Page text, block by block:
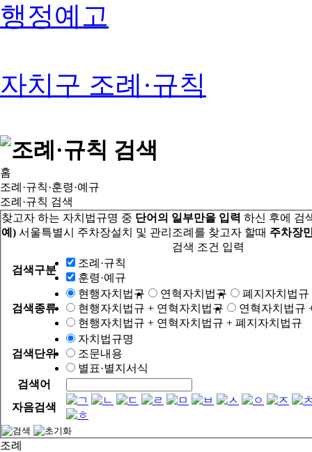
행정예고
자치구 조례·규칙
홈
조례·규칙·훈령·예규
조례·규칙 검색
찾고자 하는 자치법규명 중 단어의 일부만을 입력 하신 후에 검
예) 서울특별시 주차장설치 및 관리조례를 찾고자 할때 주차장
검색 조건 입력
검색구분
조례·규칙
훈령·예규
검색종류
현행자치법규 연혁자치법규
폐지자치법규
현행자치법규 + 연혁자치법규
연혁자치법규
현행자치법규 + 연혁자치법규 + 폐지자치법규
검색단위
자치법규명
조문내용
별표·별지서식
검색어
자음검색
조례